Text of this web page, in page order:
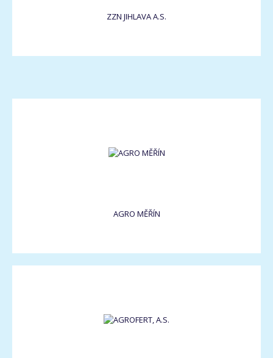
ZZN JIHLAVA A.S.
AGRO MĚŘÍN